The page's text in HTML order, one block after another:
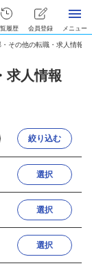
履歴 会員登録 メニュー
その他の転職・求人情報
求人情報
絞り込む
選択
選択
選択